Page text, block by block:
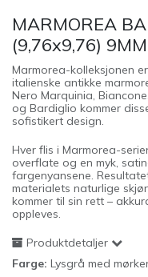
MARMOREA
(9,76x9,76) 9MM
Marmorea-kolleksjonen
italienske antikke
Nero Marquinia,
og Bardiglio kommer
sofistikert design.
Hver flis i Marmorea-
overflate og en myk,
fargenyansene.
materialets naturlige
kommer til sin rett –
oppleves.
Produktdetaljer
Farge: Lysgrå med